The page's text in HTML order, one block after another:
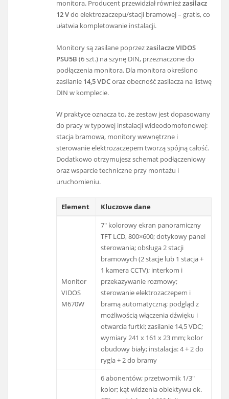
monitora. Producent przewidział równieżzasilacz
12 Vdo elektrozaczepu/stacji bramowej – gratis, co
ułatwia kompletowanie instalacji.
Monitory są zasilane poprzezzasilacze VIDOS
PSU5B (6 szt.) na szynę DIN, przeznaczone do
podłączenia monitora. Dla monitora określono
zasilanie 14,5 VDCoraz obecność zasilacza na listwę
DIN w komplecie.
W praktyce oznacza to, że zestaw jest dopasowany
do pracy w typowej instalacji wideodomofonowej:
stacja bramowa, monitory wewnętrzne i
sterowanie elektrozaczepem tworzą spójną całość.
Dodatkowo otrzymujesz schemat podłączeniowy
oraz wsparcie techniczne przy montażu i
uruchomieniu.
Element Kluczowe dane
Monitor
VIDOS
M670W
7" kolorowy ekran panoramiczny
TFT LCD, 800×600; dotykowy panel
sterowania; obsługa 2 stacji
bramowych (2 stacje lub 1 stacja +
1 kamera CCTV); interkom i
przekazywanie rozmowy;
sterowanie elektrozaczepem i
bramą automatyczną; podgląd z
możliwością włączenia dźwięku i
otwarcia furtki; zasilanie 14,5 VDC;
wymiary 241 x 161 x 23 mm; kolor
obudowy biały; instalacja: 4 + 2 do
rygla + 2 do bramy
6 abonentów; przetwornik 1/3"
kolor; kąt widzenia obiektywu ok.